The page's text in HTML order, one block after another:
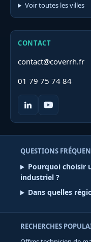
Voir toutes les villes
CONTACT
contact@coverrh.fr
01 79 75 74 84
QUESTIONS
Pourquoi choisir
industriel ?
Dans quelles
RECHERCHES